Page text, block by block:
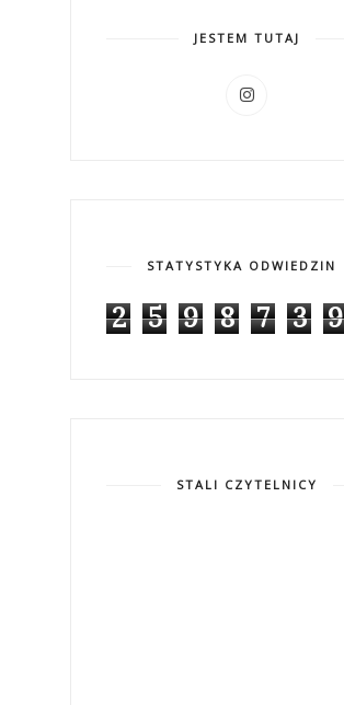
JESTEM TUTAJ
STATYSTYKA ODWIEDZIN
2 5 9 8 7 3 9
STALI CZYTELNICY